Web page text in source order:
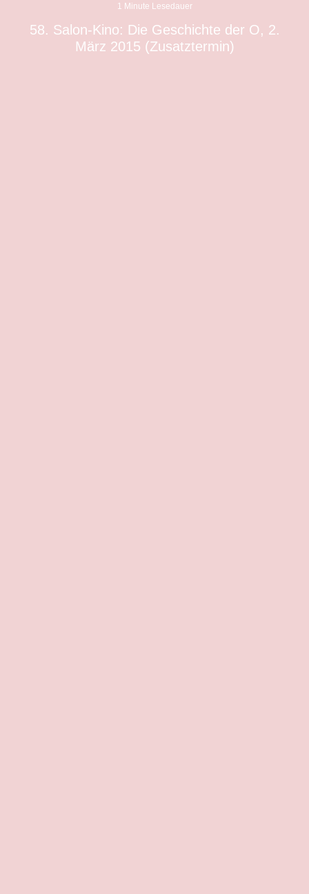
1 Minute Lesedauer
58. Salon-Kino: Die Geschichte der O, 2.
März 2015 (Zusatztermin)